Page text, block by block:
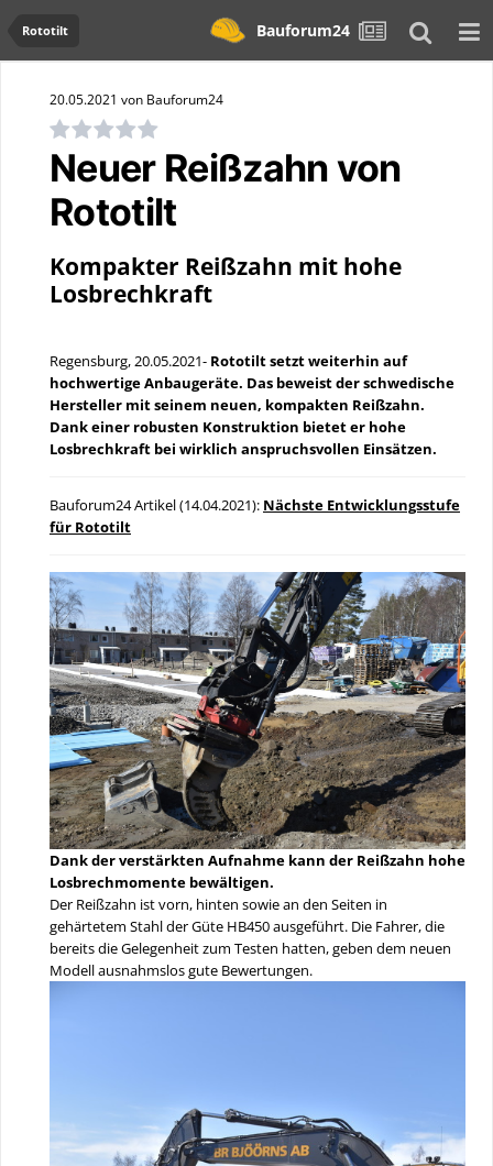
Rototilt Bauforum24
20.05.2021 von Bauforum24
Neuer Reißzahn von
Rototilt
Kompakter Reißzahn mit hohe
Losbrechkraft
Regensburg, 20.05.2021- Rototilt setzt weiterhin auf
hochwertige Anbaugeräte. Das beweist der schwedische
Hersteller mit seinem neuen, kompakten Reißzahn.
Dank einer robusten Konstruktion bietet er hohe
Losbrechkraft bei wirklich anspruchsvollen Einsätzen.
Bauforum24 Artikel (14.04.2021): Nächste Entwicklungsstufe
für Rototilt
Dank der verstärkten Aufnahme kann der Reißzahn hohe
Losbrechmomente bewältigen.
Der Reißzahn ist vorn, hinten sowie an den Seiten in
gehärtetem Stahl der Güte HB450 ausgeführt. Die Fahrer, die
bereits die Gelegenheit zum Testen hatten, geben dem neuen
Modell ausnahmslos gute Bewertungen.